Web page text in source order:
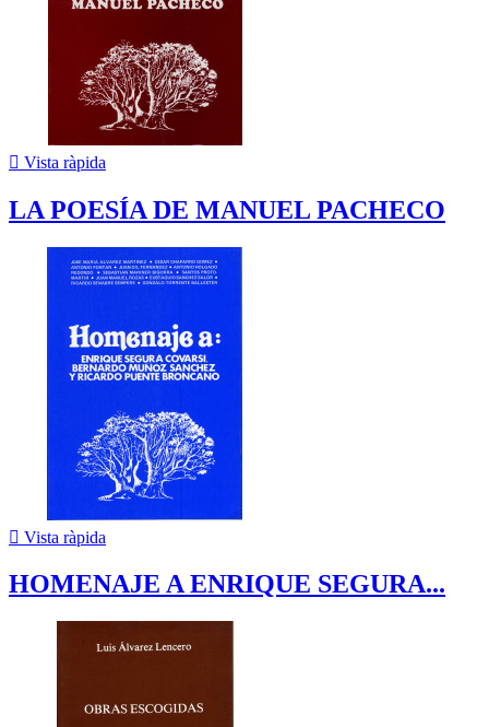
 Vista ràpida
LA POESÍA DE MANUEL PACHECO
 Vista ràpida
HOMENAJE A ENRIQUE SEGURA...